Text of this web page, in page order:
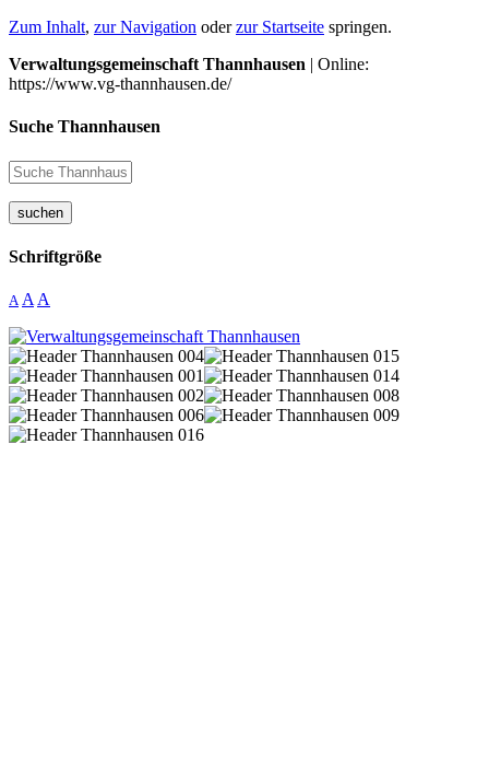
Zum Inhalt, zur Navigation oderzur Startseite springen.
Verwaltungsgemeinschaft Thannhausen | Online:
https://www.vg-thannhausen.de/
Suche Thannhausen
suchen
Schriftgröße
A A A